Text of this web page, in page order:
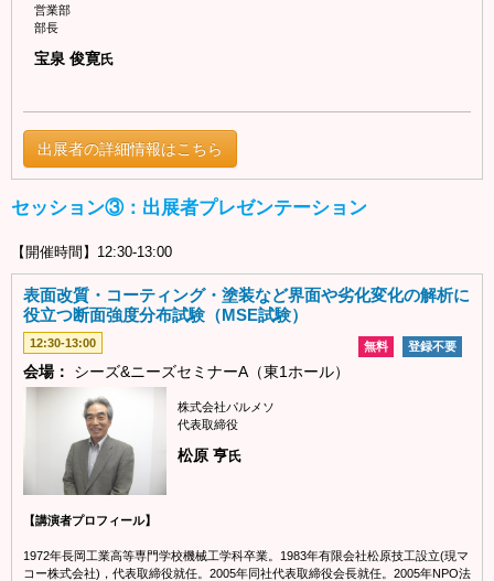
営業部
部長
宝泉 俊寛氏
出展者の詳細情報はこちら
セッション③：出展者プレゼンテーション
【開催時間】12:30-13:00
表面改質・コーティング・塗装など界面や劣化変化の解析に
役立つ断面強度分布試験（MSE試験）
12:30-13:00 登録不要
無料
会場： シーズ&ニーズセミナーA（東1ホール）
株式会社パルメソ
代表取締役
松原 亨氏
【講演者プロフィール】
1972年長岡工業高等専門学校機械工学科卒業。1983年有限会社松原技工設立(現マ
コー株式会社)，代表取締役就任。2005年同社代表取締役会長就任。2005年NPO法